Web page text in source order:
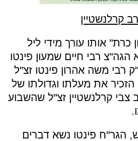
קרלנשטיין
כרת" אותו עורך מידי ליל
רבי חיים שמעון פינטו
רבי משה אהרון פינטו זצ"ל
את מעלתו וגדולתו של
צבי קרלנשטיין זצ"ל שהשבוע
הגר"ח פינטו נשא דברים